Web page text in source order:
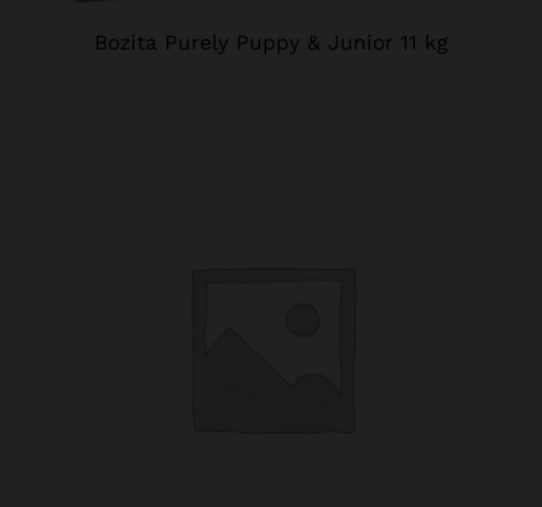
Bozita Purely Puppy & Junior 11 kg